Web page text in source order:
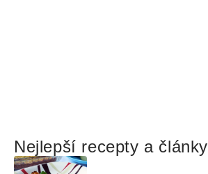
Nejlepší recepty a články